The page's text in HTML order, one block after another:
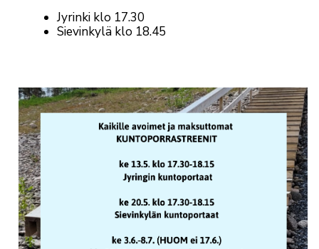
Jyrinki klo 17.30
Sievinkylä klo 18.45